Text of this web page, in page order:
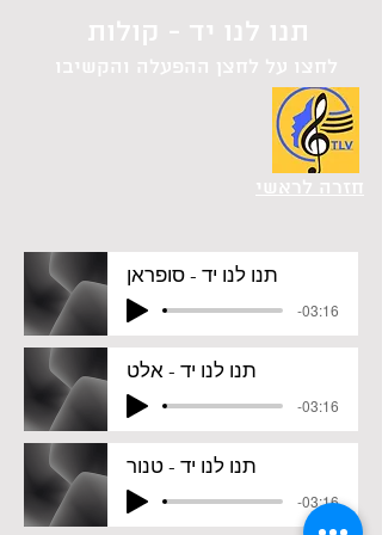
תנו לנו יד - קולות
לחצו על לחצן ההפעלה והקשיבו
חזרה לראשי
תנו לנו יד - סופראן
-03:16
תנו לנו יד - אלט
-03:16
תנו לנו יד - טנור
-03:16